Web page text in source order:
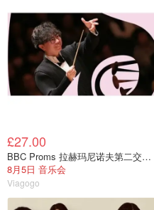
£27.00
BBC Proms 拉赫玛尼诺夫第二交响曲 皇家阿尔伯特音乐厅 门票
8月5日 音乐会
Viagogo